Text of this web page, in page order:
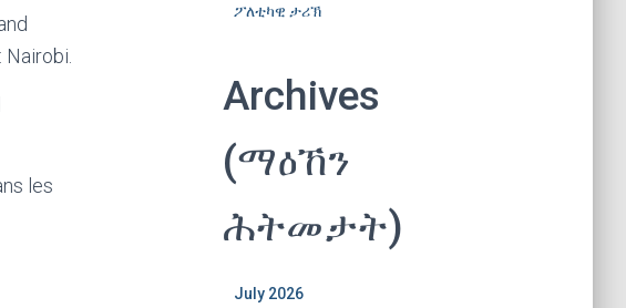
les
ፖለቲካዊ ታሪኽ
Archives
(ማዕኸን
ሕትመታት)
July 2026